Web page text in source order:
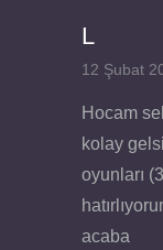
L
12 Şubat
Hocam
kolay
oyunları
acaba